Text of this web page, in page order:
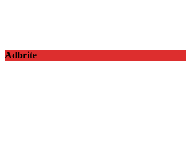
Adbrite